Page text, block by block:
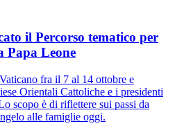
il Percorso tematico per
Papa Leone
fra il 7 al 14 ottobre e
Orientali Cattoliche e i presidenti
scopo è di riflettere sui passi da
alle famiglie oggi.